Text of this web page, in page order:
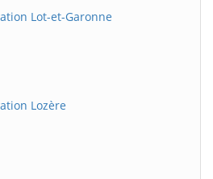
Lot-et-Garonne
Lozère